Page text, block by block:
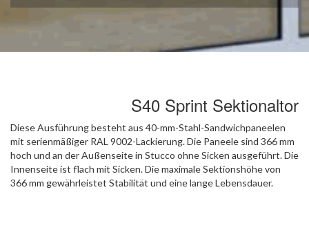
S40 Sprint Sektionaltor
Diese Ausführung besteht aus 40-mm-Stahl-Sandwichpaneelen
mit serienmäßiger RAL 9002-Lackierung. Die Paneele sind 366 mm
hoch und an der Außenseite in Stucco ohne Sicken ausgeführt. Die
Innenseite ist flach mit Sicken. Die maximale Sektionshöhe von
366 mm gewährleistet Stabilität und eine lange Lebensdauer.